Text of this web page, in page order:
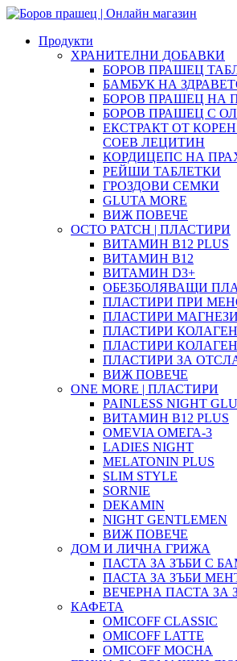
Продукти
ХРАНИТЕЛНИ ДОБАВКИ
БОРОВ ПРАШЕЦ
БАМБУК НА
БОРОВ ПРАШЕЦ НА
БОРОВ ПРАШЕЦ С
ЕКСТРАКТ ОТ
СОЕВ ЛЕЦИТИН
КОРДИЦЕПС НА
РЕЙШИ ТАБЛЕТКИ
ГРОЗДОВИ СЕМКИ
GLUTA MORE
ВИЖ ПОВЕЧЕ
OCTO PATCH | ПЛАСТИРИ
ВИТАМИН B12 PLUS
ВИТАМИН B12
ВИТАМИН D3+
ОБЕЗБОЛЯВАЩИ
ПЛАСТИРИ ПРИ
ПЛАСТИРИ
ПЛАСТИРИ КОЛАГЕН
ПЛАСТИРИ
ПЛАСТИРИ ЗА
ВИЖ ПОВЕЧЕ
ONE MORE | ПЛАСТИРИ
PAINLESS NIGHT GLU
ВИТАМИН B12 PLUS
ОMEVIA ОМЕГА-3
LADIES NIGHT
MELATONIN PLUS
SLIM STYLE
SORNIE
DEKAMIN
NIGHT GENTLEMEN
ВИЖ ПОВЕЧЕ
ДОМ И ЛИЧНА ГРИЖА
ПАСТА ЗА ЗЪБИ С
ПАСТА ЗА ЗЪБИ
ВЕЧЕРНА ПАСТА ЗА
КАФЕТА
OMICOFF CLASSIC
OMICOFF LATTE
OMICOFF MOCHA